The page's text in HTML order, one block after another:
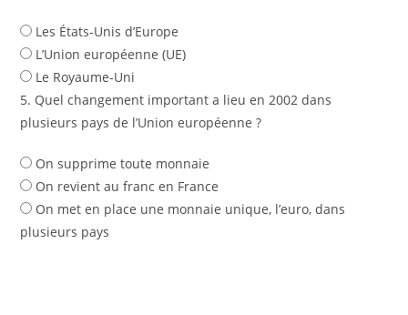
Les États-Unis d’Europe
L’Union européenne (UE)
Le Royaume-Uni
5. Quel changement important a lieu en 2002 dans
plusieurs pays de l’Union européenne ?
On supprime toute monnaie
On revient au franc en France
On met en place une monnaie unique, l’euro, dans
plusieurs pays